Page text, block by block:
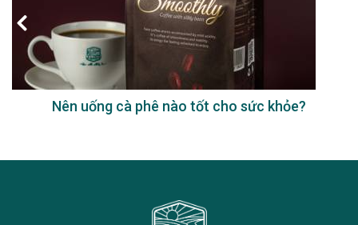
Nên uống cà phê nào tốt cho sức khỏe?